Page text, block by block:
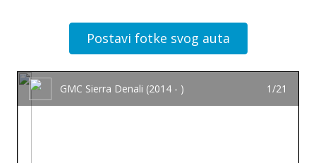
Postavi fotke svog auta
GMC Sierra Denali (2014 - ) 1/21